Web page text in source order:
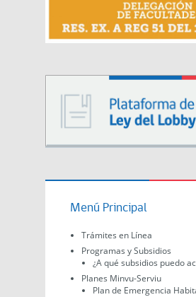
Menú Principal
Trámites en Línea
Programas y Subsidios
¿A qué subsidios puedo
Planes Minvu-Serviu
Plan de Emergencia